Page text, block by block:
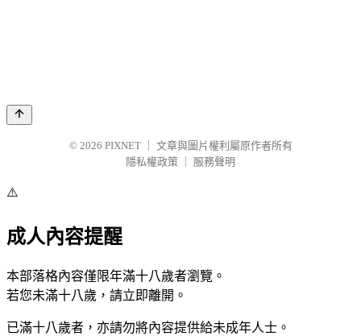
© 2026 PIXNET
文章與圖片權利屬原作者所有
隱私權政策
服務聲明
⚠️
成人內容提醒
本部落格內容僅限年滿十八歲者瀏覽。
若您未滿十八歲，請立即離開。
已滿十八歲者，亦請勿將內容提供給未成年人士。